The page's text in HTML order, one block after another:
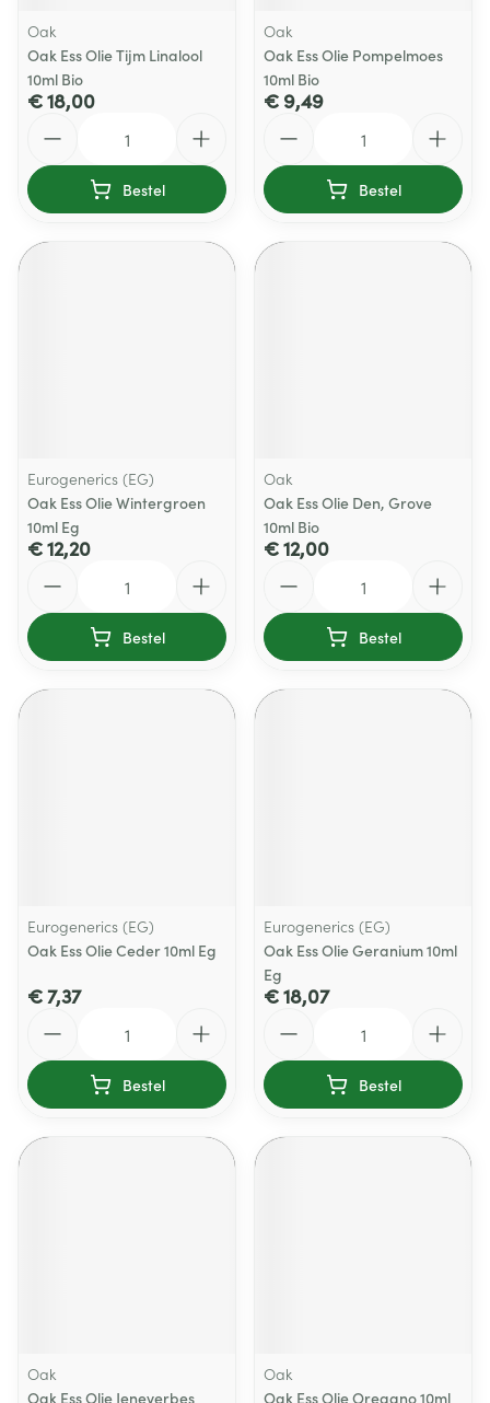
Oak
Oak Ess Olie Tijm Linalool
10ml Bio
€ 18,00
Bestel
Oak
Oak Ess Olie Pompelmoes
10ml Bio
€ 9,49
Bestel
Eurogenerics (EG)
Oak Ess Olie Wintergroen
10ml Eg
€ 12,20
Bestel
Oak
Oak Ess Olie Den, Grove
10ml Bio
€ 12,00
Bestel
Eurogenerics (EG)
Oak Ess Olie Ceder 10ml Eg
€ 7,37
Bestel
Eurogenerics (EG)
Oak Ess Olie Geranium 10ml
Eg
€ 18,07
Bestel
Oak
Oak Ess Olie Jeneverbes
Oak
Oak Ess Olie Oregano 10ml